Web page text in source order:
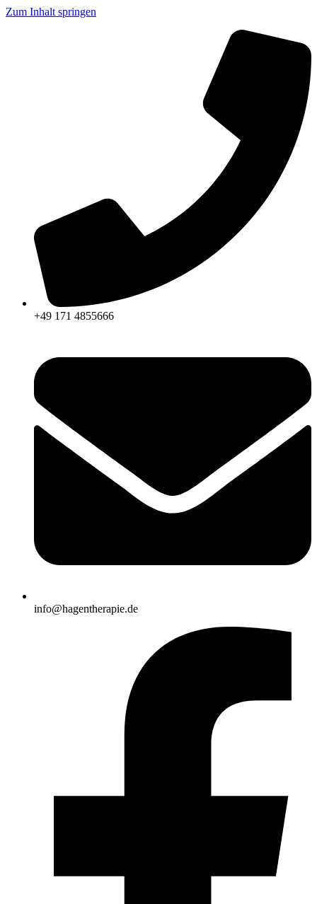
Zum Inhalt springen
+49 171 4855666
info@hagentherapie.de